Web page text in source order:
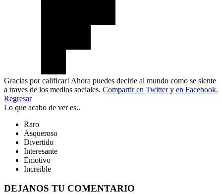
Gracias por calificar! Ahora puedes decirle al mundo como se siente
a traves de los medios sociales. Compartir en Twitter y en Facebook.
Regresar
Lo que acabo de ver es..
Raro
Asqueroso
Divertido
Interesante
Emotivo
Increible
DEJANOS TU COMENTARIO